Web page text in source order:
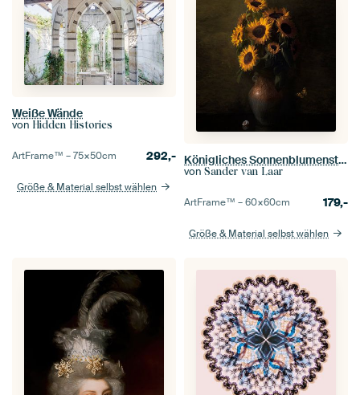
Weiße Wände
von Hidden Histories
ArtFrame™ –75×50cm 292,-
Größe & Material selbst wählen
Königliches Sonnenblumenstillleben Ode an Vincent van Gogh
von Sander van Laar
ArtFrame™ –60×60cm 179,-
Größe & Material selbst wählen